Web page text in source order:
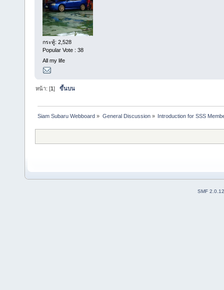
กระทู้: 2,528
Popular Vote : 38
All my life
หน้า: [1]ขึ้นบน
Siam Subaru Webboard » General Discussion» Introduction for SSS
SMF 2.0.12